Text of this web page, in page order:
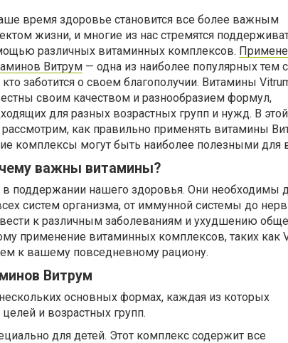
время здоровье становится все более важным
жизни, и многие из нас стремятся
различных витаминных комплексов.
Витрум — одна из наиболее популярных тем
кто заботится о своем благополучии. Витамины
своим качеством и разнообразием формул,
для разных возрастных групп и нужд. В этой
как правильно применять витамины
комплексы могут быть наиболее полезными для
важны витамины?
поддержании нашего здоровья. Они необходимы
систем организма, от иммунной системы до
к различным заболеваниям и ухудшению
применение витаминных комплексов, таких как
к вашему повседневному рациону.
Витрум
основных формах, каждая из которых
и возрастных групп.
для детей. Этот комплекс содержит все